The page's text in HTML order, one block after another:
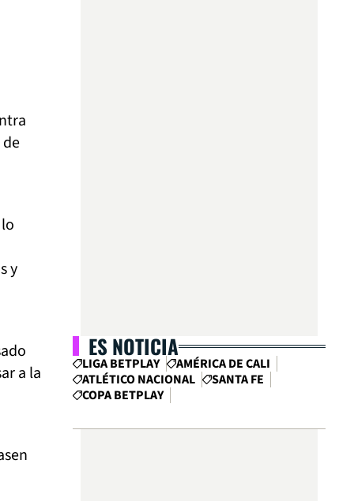
y
a la
ES NOTICIA
LIGA BETPLAY
AMÉRICA DE CALI
ATLÉTICO NACIONAL
SANTA FE
COPA BETPLAY